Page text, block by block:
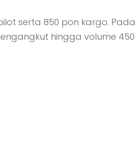
serta 850 pon kargo. Pada
hingga volume 450